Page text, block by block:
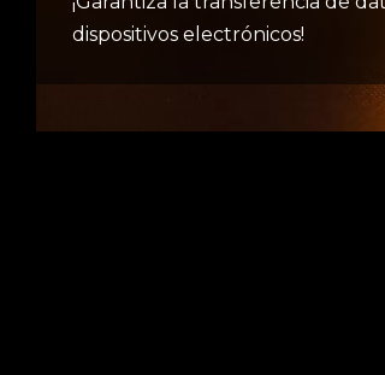
dispositivos electrónicos!